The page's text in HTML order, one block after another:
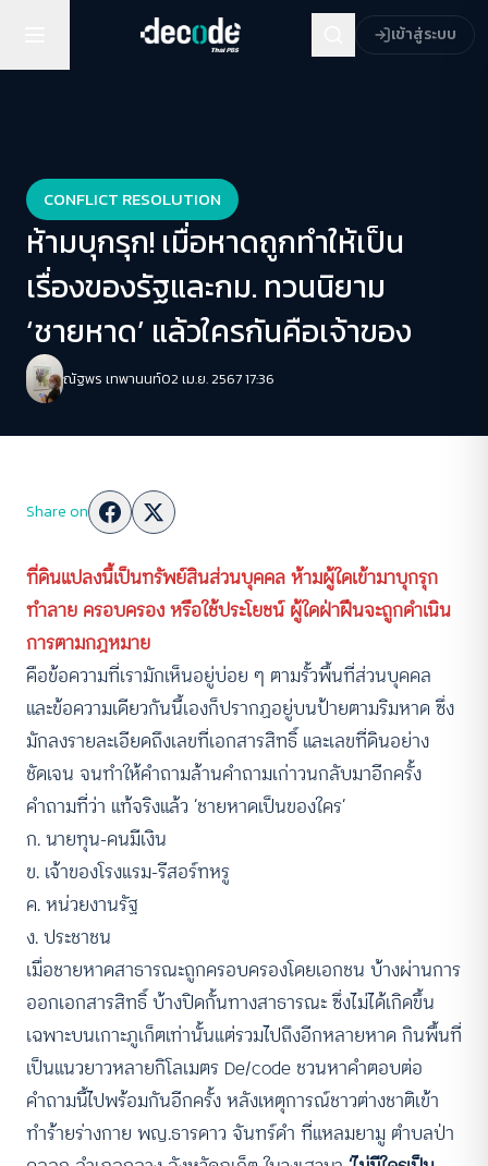
เข้าสู่ระบบ
CONFLICT RESOLUTION
ห้ามบุกรุก! เมื่อหาดถูกทําให้เป็น
เรื่องของรัฐและกม. ทวนนิยาม
‘ชายหาด’ แล้วใครกันคือเจ้าของ
ณัฐพร เทพานนท์02 เม.ย. 2567 17:36
Share on
ที่ดินแปลงนี้เป็นทรัพย์สินส่วนบุคคล ห้ามผู้ใดเข้ามาบุกรุก
ทำลาย ครอบครอง หรือใช้ประโยชน์ ผู้ใดฝ่าฝืนจะถูกดำเนิน
การตามกฎหมาย
คือข้อความที่เรามักเห็นอยู่บ่อย ๆ ตามรั้วพื้นที่ส่วนบุคคล
และข้อความเดียวกันนี้เองก็ปรากฏอยู่บนป้ายตามริมหาด ซึ่ง
มักลงรายละเอียดถึงเลขที่เอกสารสิทธิ์ และเลขที่ดินอย่าง
ชัดเจน จนทำให้คำถามล้านคำถามเก่าวนกลับมาอีกครั้ง
คำถามที่ว่า แท้จริงแล้ว ‘ชายหาดเป็นของใคร’
ก. นายทุน-คนมีเงิน
ข. เจ้าของโรงแรม-รีสอร์ทหรู
ค. หน่วยงานรัฐ
ง. ประชาชน
เมื่อชายหาดสาธารณะถูกครอบครองโดยเอกชน บ้างผ่านการ
ออกเอกสารสิทธิ์ บ้างปิดกั้นทางสาธารณะ ซึ่งไม่ได้เกิดขึ้น
เฉพาะบนเกาะภูเก็ตเท่านั้นแต่รวมไปถึงอีกหลายหาด กินพื้นที่
เป็นแนวยาวหลายกิโลเมตร De/code ชวนหาคำตอบต่อ
คำถามนี้ไปพร้อมกันอีกครั้ง หลังเหตุการณ์ชาวต่างชาติเข้า
ทำร้ายร่างกาย พญ.ธารดาว จันทร์ดำ ที่แหลมยามู ตำบลป่า